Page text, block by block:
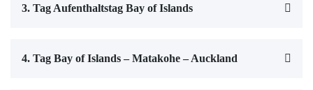
3. Tag Aufenthaltstag Bay of Islands
4. Tag Bay of Islands – Matakohe – Auckland